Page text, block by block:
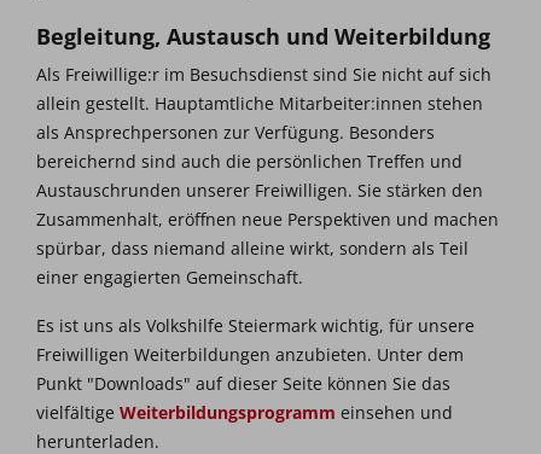
Begleitung, Austausch und Weiterbildung
Als Freiwillige:r im Besuchsdienst sind Sie nicht auf sich
allein gestellt. Hauptamtliche Mitarbeiter:innen stehen
als Ansprechpersonen zur Verfügung. Besonders
bereichernd sind auch die persönlichen Treffen und
Austauschrunden unserer Freiwilligen. Sie stärken den
Zusammenhalt, eröffnen neue Perspektiven und machen
spürbar, dass niemand alleine wirkt, sondern als Teil
einer engagierten Gemeinschaft.
Es ist uns als Volkshilfe Steiermark wichtig, für unsere
Freiwilligen Weiterbildungen anzubieten. Unter dem
Punkt "Downloads" auf dieser Seite können Sie das
vielfältige Weiterbildungsprogramm einsehen und
herunterladen.